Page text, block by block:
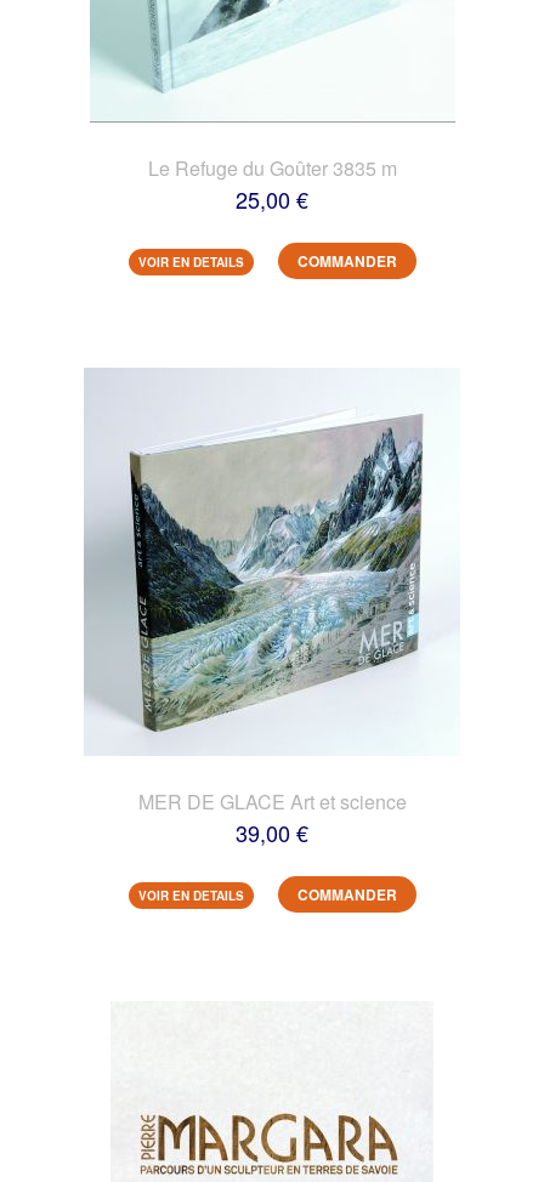
Le Refuge du Goûter 3835 m
25,00 €
VOIR EN DETAILS COMMANDER
MER DE GLACE Art et science
39,00 €
VOIR EN DETAILS COMMANDER